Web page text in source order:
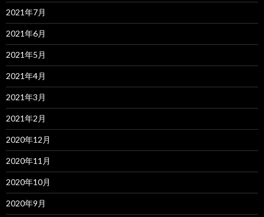
2021年7月
2021年6月
2021年5月
2021年4月
2021年3月
2021年2月
2020年12月
2020年11月
2020年10月
2020年9月